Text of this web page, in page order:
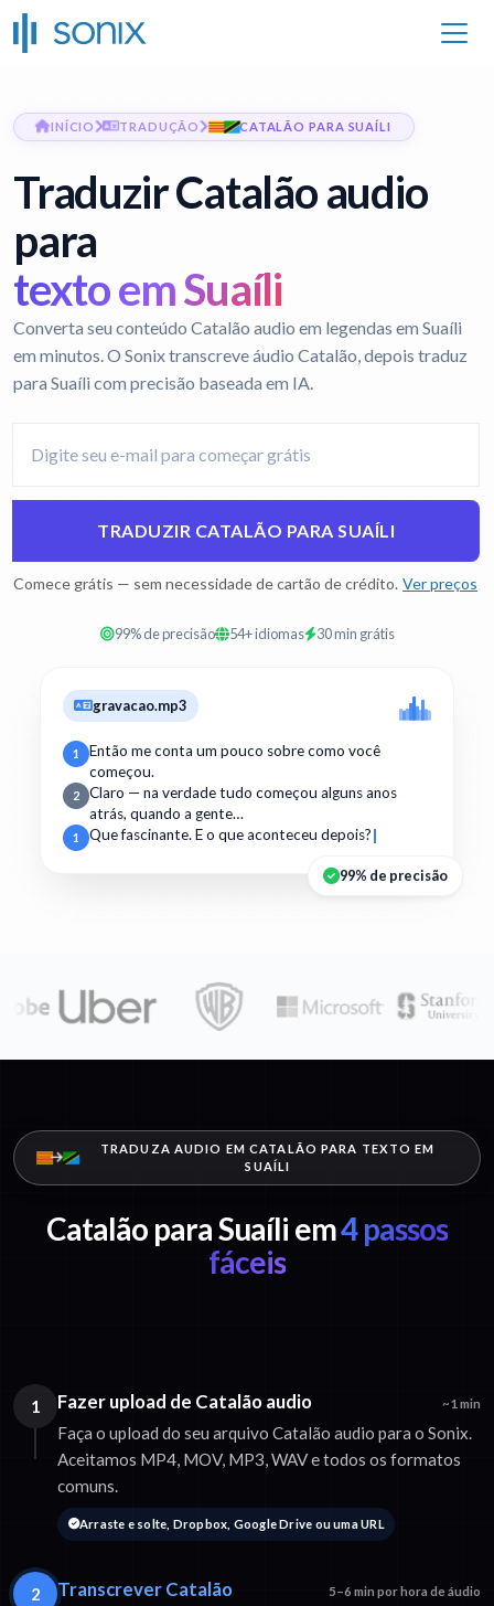
INÍCIO TRADUÇÃO CATALÃO PARA SUAÍLI
Traduzir Catalão audio
para
texto em Suaíli
Converta seu conteúdo Catalão audio em legendas em Suaíli
em minutos. O Sonix transcreve áudio Catalão, depois traduz
para Suaíli com precisão baseada em IA.
TRADUZIR CATALÃO PARA SUAÍLI
Comece grátis — sem necessidade de cartão de crédito. Ver preços
99% de precisão 54+ idiomas 30 min grátis
gravacao.mp3
1
Então me conta um pouco sobre como você
começou.
2
Claro — na verdade tudo começou alguns anos
atrás, quando a gente…
1 Que fascinante. E o que aconteceu depois?
99% de precisão
TRADUZA AUDIO EM CATALÃO PARA TEXTO EM
SUAÍLI
Catalão para Suaíli em4 passos
fáceis
1 Fazer upload de Catalão audio ~1 min
Faça o upload do seu arquivo Catalão audio para o Sonix.
Aceitamos MP4, MOV, MP3, WAV e todos os formatos
comuns.
Arraste e solte, Dropbox, Google Drive ou uma URL
2 Transcrever Catalão 5–6 min por hora de áudio